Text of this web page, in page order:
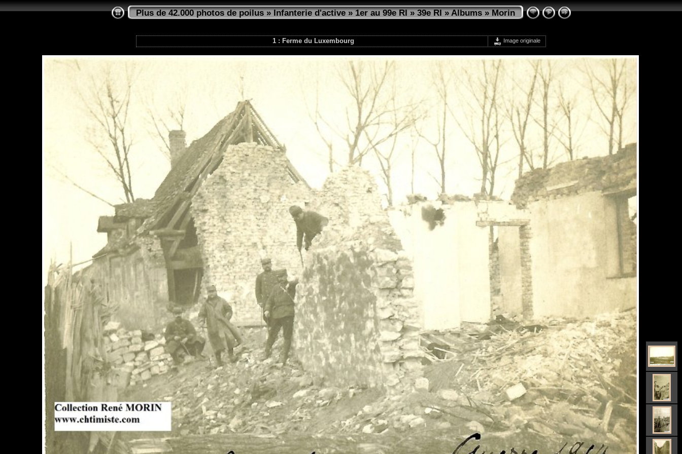
Plus de 42.000 photos de poilus»Infanterie d'active»1er au 99e RI»39e RI»Albums»Morin
1 : Ferme du Luxembourg Image originale